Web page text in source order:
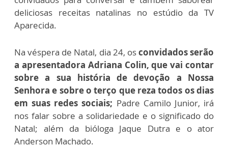
deliciosas receitas natalinas no estúdio da TV
Aparecida.
Na véspera de Natal, dia 24, osconvidados serão
a apresentadora Adriana Colin, que vai contar
sobre a sua história de devoção a Nossa
Senhora e sobre o terço que reza todos os dias
em suas redes sociais; Padre Camilo Junior, irá
nos falar sobre a solidariedade e o significado do
Natal; além da bióloga Jaque Dutra e o ator
Anderson Machado.